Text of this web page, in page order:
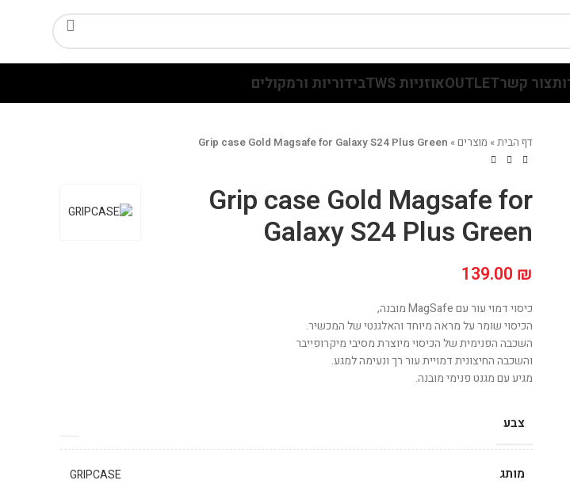
צור קשרOUTLETאוזניות TWS בידוריות ורמקולים
דף הבית» מוצרים»
Grip case Gold Magsafe for Galaxy S24 Plus Green
Grip case Gold Magsafe for
Galaxy S24 Plus Green
139.00 ₪
כיסוי דמוי עור עם MagSafe מובנה,
הכיסוי שומר על מראה מיוחד והאלגנטי של המכשיר.
השכבה הפנימית של הכיסוי מיוצרת מסיבי מיקרופייבר
והשכבה החיצונית דמויית עור רך ונעימה למגע.
מגיע עם מגנט פנימי מובנה.
צבע
מותג GRIPCASE